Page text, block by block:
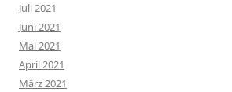
Juli 2021
Juni 2021
Mai 2021
April 2021
März 2021